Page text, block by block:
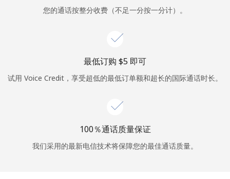
继续使用
您的通话按整分收费（不足一分按一分计）。
最低订购 ⁦$5⁩ 即可
试用 Voice Credit，享受超低的最低订单额和超长的国际通话时长。
100％通话质量保证
我们采用的最新电信技术将保障您的最佳通话质量。